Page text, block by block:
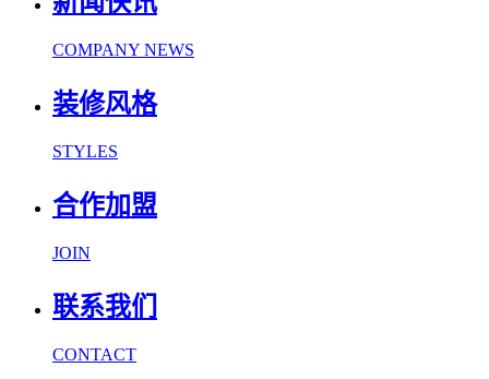
COMPANY NEWS
装修风格
STYLES
合作加盟
JOIN
联系我们
CONTACT